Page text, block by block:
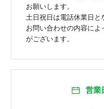
お願いします。
土日祝日は電話休業日と
お問い合わせの内容によ
がございます。
営業